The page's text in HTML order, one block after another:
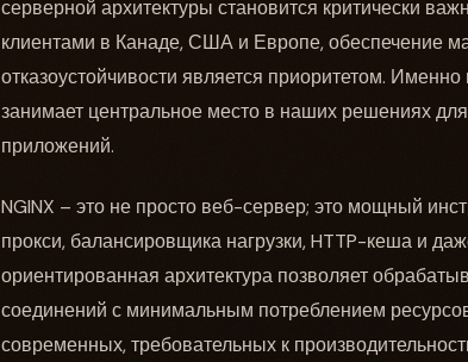
серверной архитектуры становится критически
клиентами в Канаде, США и Европе, обеспечение
отказоустойчивости является приоритетом.
занимает центральное место в наших решениях
приложений.
NGINX – это не просто веб-сервер; это мощный
прокси, балансировщика нагрузки, HTTP-кеша и
ориентированная архитектура позволяет
соединений с минимальным потреблением
современных, требовательных к